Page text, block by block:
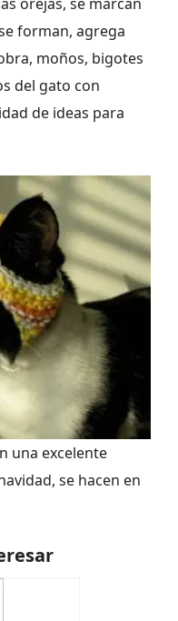
forman, agrega
moños, bigotes
del gato con
de ideas para
una excelente
se hacen en